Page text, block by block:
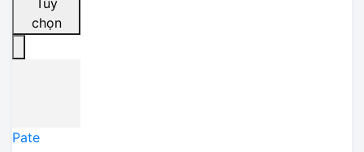
Tùy
chọn
Pate